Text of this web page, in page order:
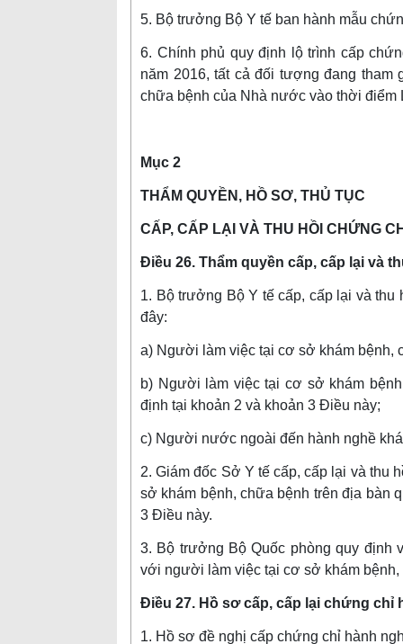
5. Bộ trưởng Bộ Y tế ban hành mẫu
6. Chính phủ quy định lộ trình cấp
năm 2016, tất cả đối tượng đang
chữa bệnh của Nhà nước vào thời điểm
Mục 2
THẨM QUYỀN, HỒ SƠ, THỦ TỤC
CẤP, CẤP LẠI VÀ THU HỒI CHỨNG
Điều 26. Thẩm quyền cấp, cấp lại và
1. Bộ trưởng Bộ Y tế cấp, cấp lại và
đây:
a) Người làm việc tại cơ sở khám bệnh,
b) Người làm việc tại cơ sở khám
định tại khoản 2 và khoản 3 Điều này;
c) Người nước ngoài đến hành nghề
2. Giám đốc Sở Y tế cấp, cấp lại và thu
sở khám bệnh, chữa bệnh trên địa bàn
3 Điều này.
3. Bộ trưởng Bộ Quốc phòng quy định
với người làm việc tại cơ sở khám
Điều 27. Hồ sơ cấp, cấp lại chứng chỉ
1. Hồ sơ đề nghị cấp chứng chỉ hành